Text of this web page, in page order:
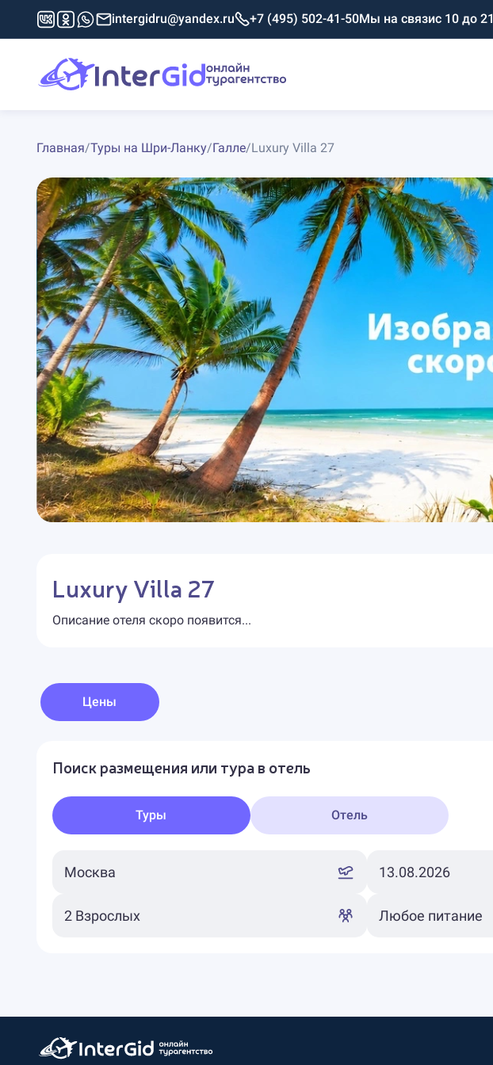
intergidru@yandex.ru +7 (495) 502-41-50Мы на связис 10 до 21
Главная/Туры на Шри-Ланку/Галле/Luxury Villa 27
Luxury Villa 27
Описание отеля скоро появится...
Цены
Поиск размещения или тура в отель
Туры Отель